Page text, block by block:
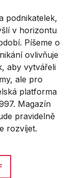
podnikatelek,
v horizontu
Píšeme o
ovlivňuje
aby vytvářeli
ale pro
platforma
Magazín
pravidelně
rozvíjet.